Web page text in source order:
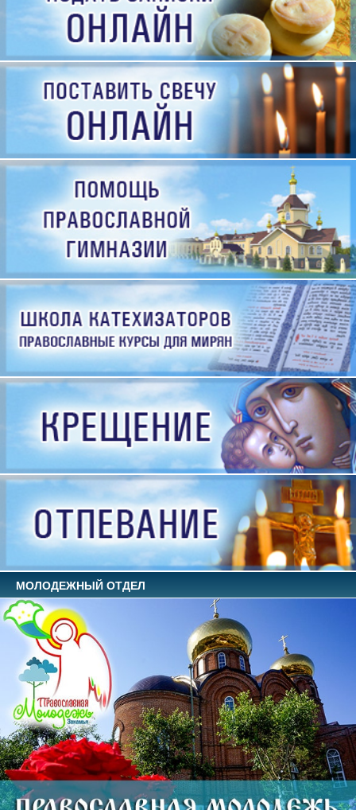
МОЛОДЕЖНЫЙ ОТДЕЛ